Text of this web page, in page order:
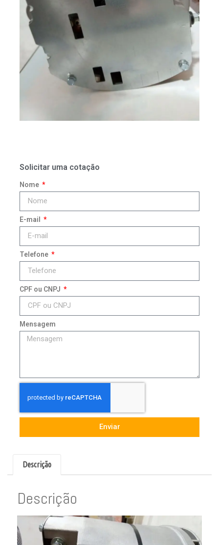
Solicitar uma cotação
Nome
E-mail
Telefone
CPF ou CNPJ
Mensagem
Enviar
Descrição
Descrição